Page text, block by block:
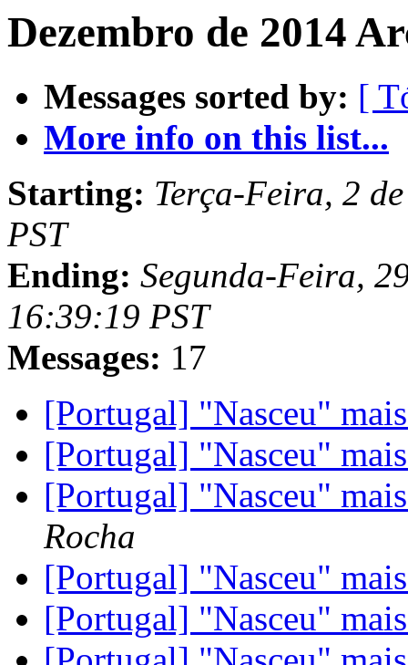
Dezembro de 2014
Messages sorted by: [
More info on this list...
Starting: Terça-Feira, 2
PST
Ending: Segunda-Feira,
16:39:19 PST
Messages: 17
[Portugal] "Nasceu"
[Portugal] "Nasceu"
[Portugal] "Nasceu"
Rocha
[Portugal] "Nasceu"
[Portugal] "Nasceu"